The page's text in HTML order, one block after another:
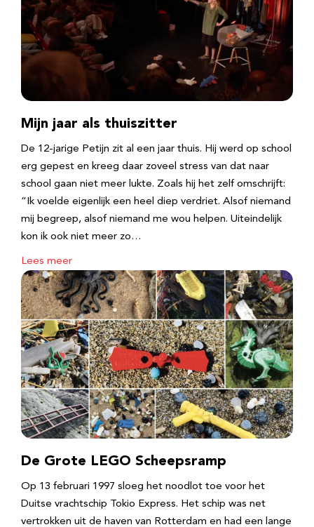
Mijn jaar als thuiszitter
De 12-jarige Petijn zit al een jaar thuis. Hij werd op school
erg gepest en kreeg daar zoveel stress van dat naar
school gaan niet meer lukte. Zoals hij het zelf omschrijft:
“Ik voelde eigenlijk een heel diep verdriet. Alsof niemand
mij begreep, alsof niemand me wou helpen. Uiteindelijk
kon ik ook niet meer zo…
Lees meer
De Grote LEGO Scheepsramp
Op 13 februari 1997 sloeg het noodlot toe voor het
Duitse vrachtschip Tokio Express. Het schip was net
vertrokken uit de haven van Rotterdam en had een lange